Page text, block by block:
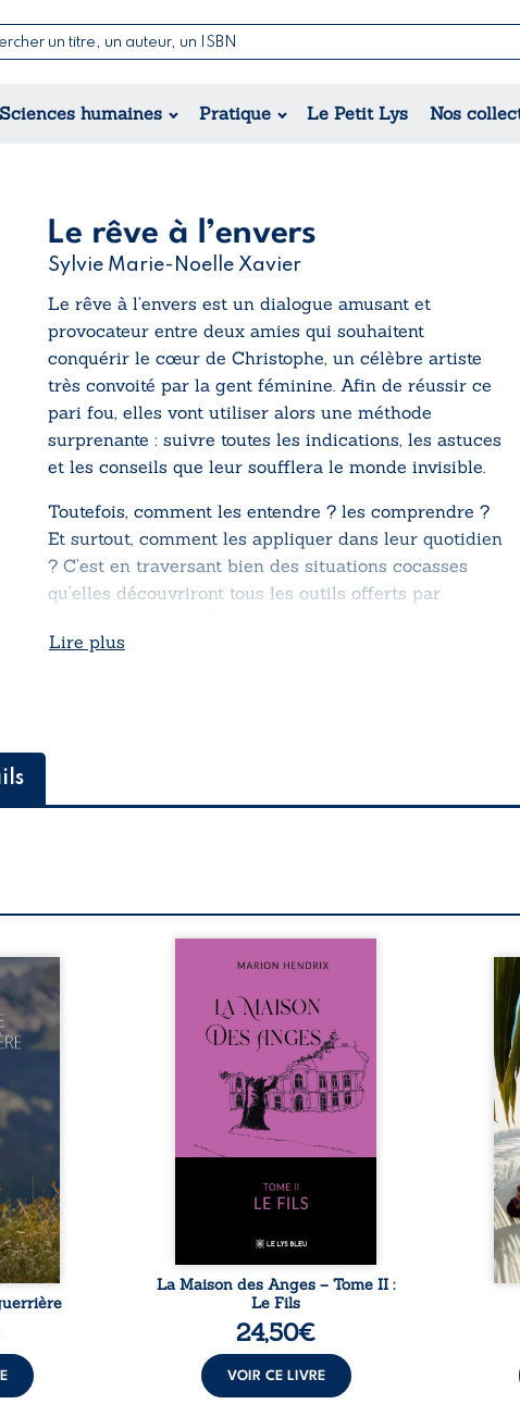
Sciences humaines Pratique Le Petit Lys Nos
Romance
Jeunesse
Théâtre
Le rêve à l’envers
Sylvie Marie-Noelle Xavier
Le rêve à l’envers est un dialogue amusant et
provocateur entre deux amies qui souhaitent
conquérir le cœur de Christophe, un célèbre artiste
très convoité par la gent féminine. Afin de réussir ce
pari fou, elles vont utiliser alors une méthode
surprenante : suivre toutes les indications, les astuces
et les conseils que leur soufflera le monde invisible.
Toutefois, comment les entendre ? les comprendre ?
Et surtout, comment les appliquer dans leur quotidien
? C’est en traversant bien des situations cocasses
qu’elles découvriront tous les outils offerts par
vie.
Lire plus
ses
sans
que les
: la
ne pas ...
Nous sommes en 1979, soit 15
patriarche Anatole-Eustache.
La famille devra affronter non
seulement un inconnu qui rôde
autour du domaine et dont
Firmin, le fidèle majordome,
redoute les visites, le passé
encombrant d’Anatole-
Eustache, la malédiction
familiale, mais aussi la toute-
puissance de Gauthier. Mais
comment dompter cet enfant
avant qu’il ...
La Maison des Anges – Tome II :
Le Fils
24,50€
VOIR CE LIVRE
Au
eux,